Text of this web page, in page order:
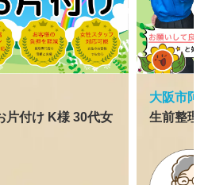
片付け K様 30代女
大阪市阿
生前整理